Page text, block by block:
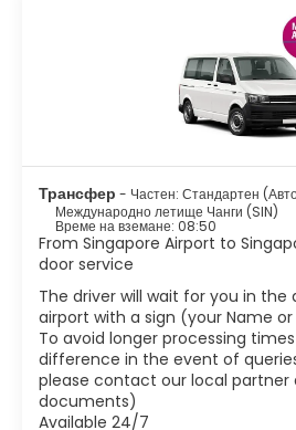
и има голямо разнообразие от
най-известната забележителност на
структура на Merlion се намира в
намира в централния бизнес район.
очарователни етнически райони
Арабската улица, Чайнатаун и
определено си струва да посетите,
включват музеи от световна класа,
магазини, Марина Бей и тучни
Сингапур има страхотна храна. Тъй
етнически групи, Сингапур е създал
вкусове и текстури в тяхната кухня.
Сингапур е един от най-оживените
Азия с тропически климат, с вкусна
и оживен нощен живот, той се
Трансфер - Частен: Стандартен
Международно летище Чанги (SIN)
Време на вземане: 08:50
From Singapore Airport to
door service
The driver will wait for you in the
airport with a sign (your Name or
To avoid longer processing
difference in the event of
please contact our local partner
documents)
Available 24/7